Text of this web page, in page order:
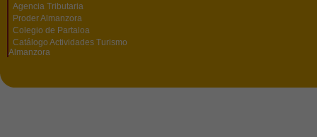
Agencia Tributaria
Proder Almanzora
Colegio de Partaloa
Catálogo Actividades Turismo
Almanzora